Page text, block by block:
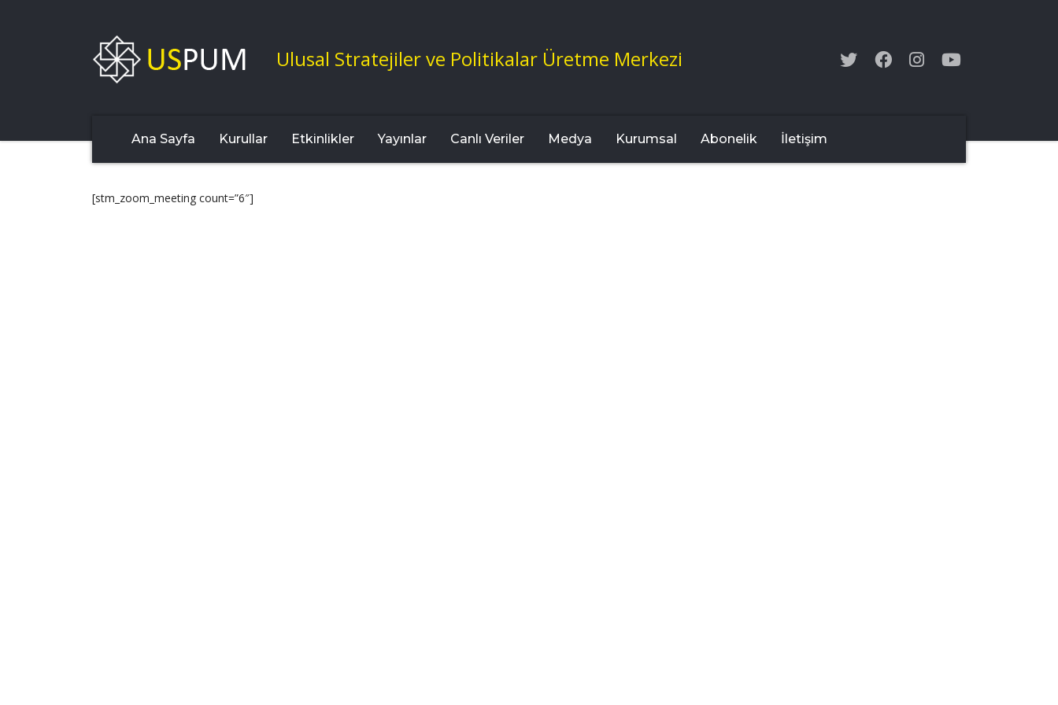
Ulusal Stratejiler ve Politikalar Üretme Merkezi
Ana Sayfa Kurullar Etkinlikler Yayınlar Canlı Veriler Medya Kurumsal Abonelik İletişim
[stm_zoom_meeting count=”6″]